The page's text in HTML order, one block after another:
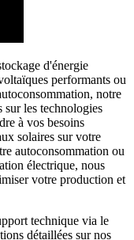
d'énergie
performants ou
notre
les technologies
à vos besoins
solaires sur votre
autoconsommation ou
électrique, nous
votre production et
technique via le
détaillées sur nos